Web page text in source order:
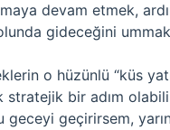
devam etmek,
gideceğini
o hüzünlü “küs
stratejik bir adım
geceyi geçirirsem,